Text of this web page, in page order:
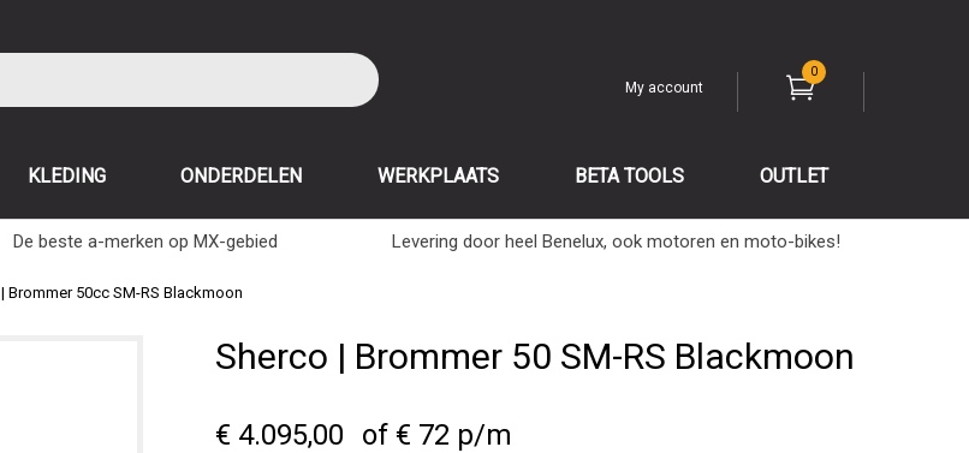
My account
0
KLEDING ONDERDELEN WERKPLAATS BETA TOOLS OUTLET
De beste a-merken op MX-gebied Levering door heel Benelux, ook motoren en moto-bikes!
Brommer 50cc SM-RS Blackmoon
Sherco | Brommer 50 SM-RS Blackmoon
€ 4.095,00 of € 72 p/m